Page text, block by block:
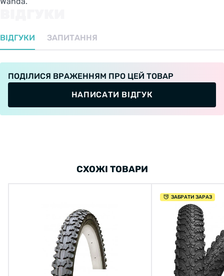
ВІДГУКИ ЗАПИТАННЯ
ПОДІЛИСЯ ВРАЖЕННЯМ ПРО ЦЕЙ ТОВАР
НАПИСАТИ ВІДГУК
СХОЖІ ТОВАРИ
ЗАБРАТИ ЗАРАЗ